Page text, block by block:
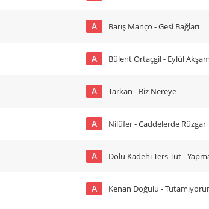
A Barış Manço - Gesi Bağları
A Bülent Ortaçgil - Eylül
A Tarkan - Biz Nereye
A Nilüfer - Caddelerde Rüzgar
A Dolu Kadehi Ters Tut -
A Kenan Doğulu -